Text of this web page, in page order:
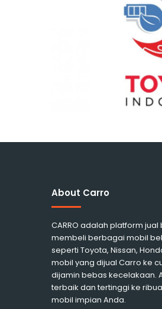
About Carro
CARRO adalah platform
membeli berbagai mobil
seperti Toyota, Nissan,
mobil yang dijual Carro ke
dijamin bebas kecelakaan.
terbaik dan tertinggi ke
mobil impian Anda.